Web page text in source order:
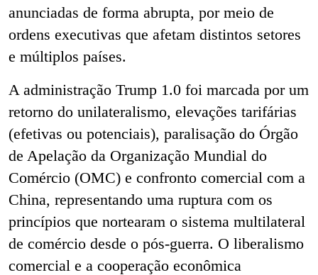
anunciadas de forma abrupta, por meio de
ordens executivas que afetam distintos setores
e múltiplos países.
A administração Trump 1.0 foi marcada por um
retorno do unilateralismo, elevações tarifárias
(efetivas ou potenciais), paralisação do Órgão
de Apelação da Organização Mundial do
Comércio (OMC) e confronto comercial com a
China, representando uma ruptura com os
princípios que nortearam o sistema multilateral
de comércio desde o pós-guerra. O liberalismo
comercial e a cooperação econômica